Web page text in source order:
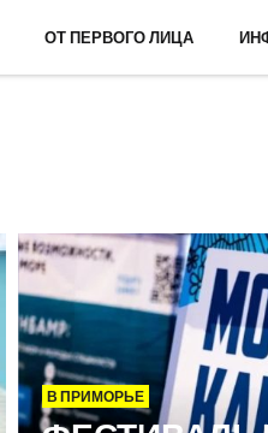
ОТ ПЕРВОГО ЛИЦА
В ПРИМОРЬЕ